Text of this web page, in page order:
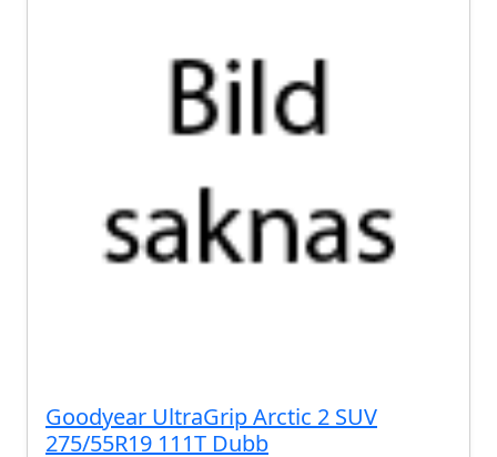
Goodyear UltraGrip Arctic 2 SUV
275/55R19 111T Dubb